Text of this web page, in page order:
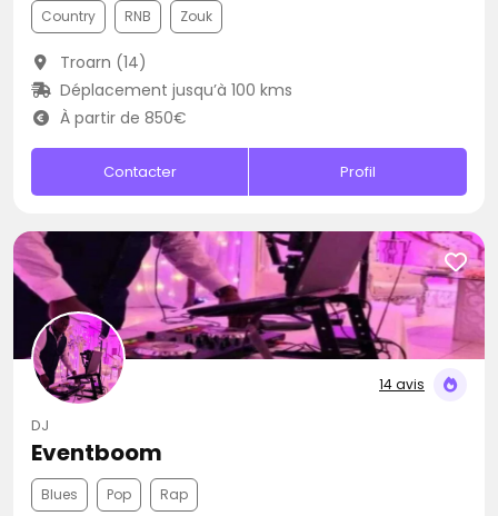
Country RNB Zouk
Troarn (14)
Déplacement jusqu’à 100 kms
À partir de 850€
Contacter Profil
14 avis
DJ
Eventboom
Blues Pop Rap